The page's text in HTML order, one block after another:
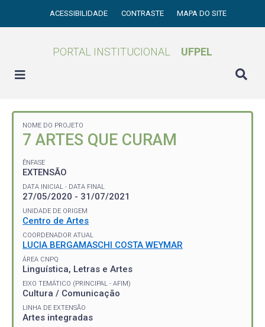
ACESSIBILIDADE CONTRASTE MAPA DO SITE
PORTAL INSTITUCIONAL UFPEL
NOME DO PROJETO
7 ARTES QUE CURAM
ÊNFASE
EXTENSÃO
DATA INICIAL - DATA FINAL
27/05/2020 - 31/07/2021
UNIDADE DE ORIGEM
Centro de Artes
COORDENADOR ATUAL
LUCIA BERGAMASCHI COSTA WEYMAR
ÁREA CNPQ
Linguística, Letras e Artes
EIXO TEMÁTICO (PRINCIPAL - AFIM)
Cultura / Comunicação
LINHA DE EXTENSÃO
Artes integradas